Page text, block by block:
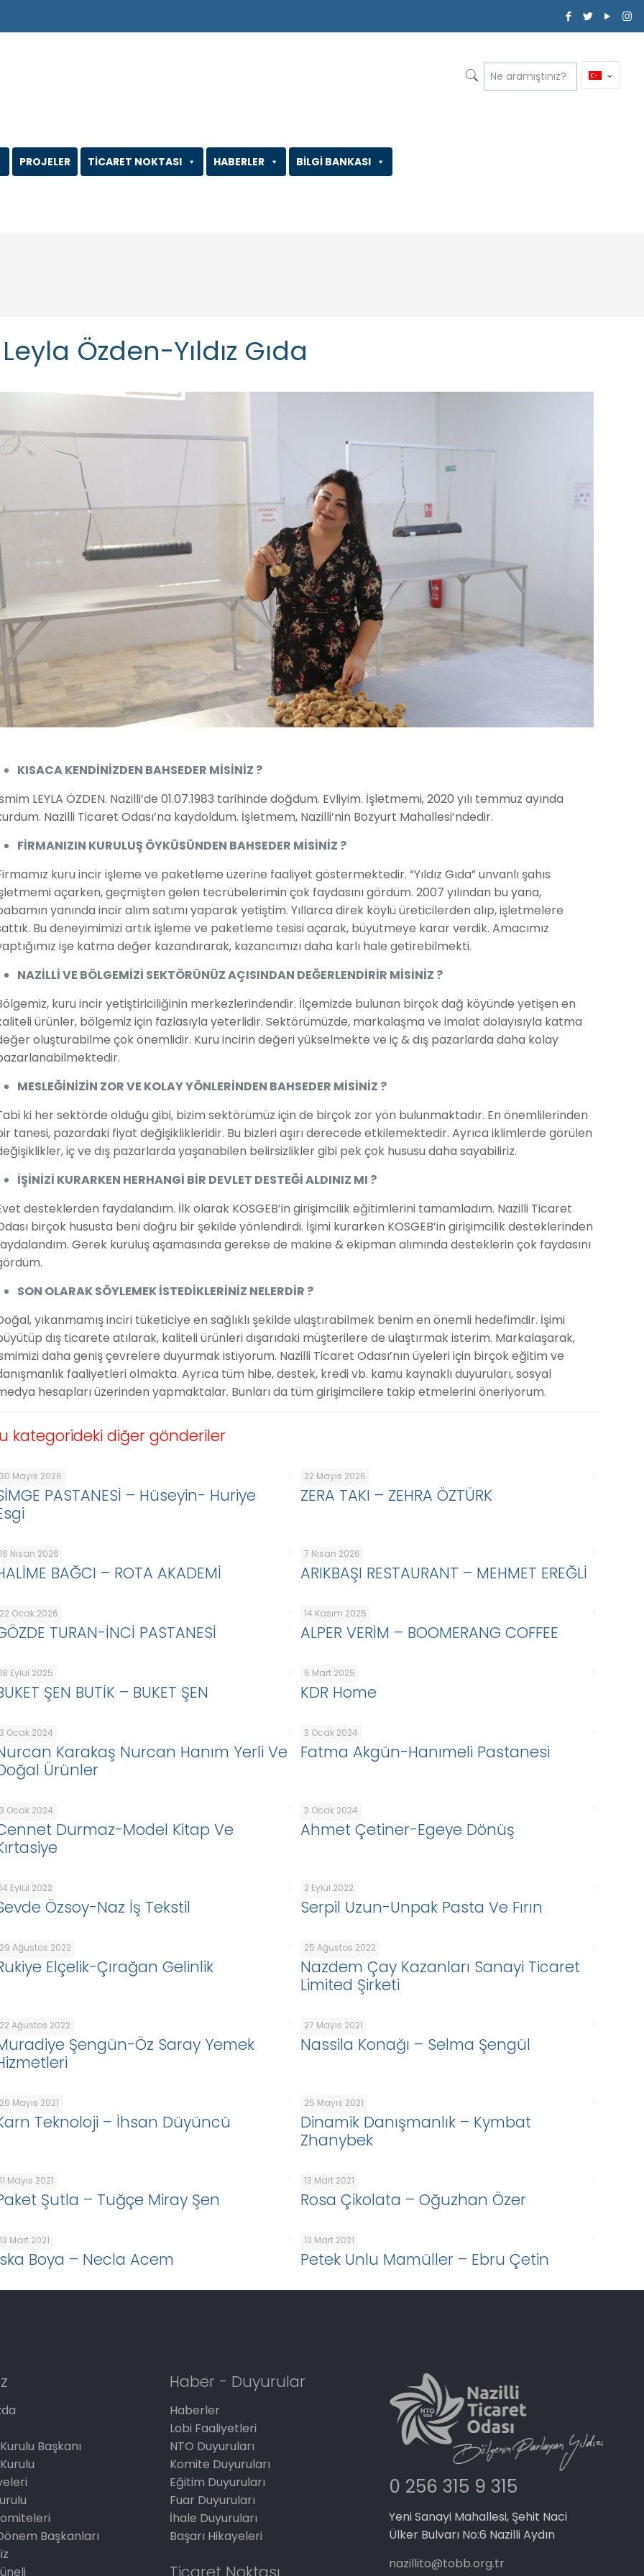
PROJELER TİCARET NOKTASI HABERLER BİLGİ BANKASI
Leyla Özden-Yıldız Gıda
KISACA KENDİNİZDEN BAHSEDER MİSİNİZ ?
LEYLA ÖZDEN. Nazilli’de 01.07.1983 tarihinde doğdum. Evliyim. İşletmemi, 2020 yılı temmuz ayında
Nazilli Ticaret Odası’na kaydoldum. İşletmem, Nazilli’nin Bozyurt Mahallesi’ndedir.
FİRMANIZIN KURULUŞ ÖYKÜSÜNDEN BAHSEDER MİSİNİZ ?
kuru incir işleme ve paketleme üzerine faaliyet göstermektedir. “Yıldız Gıda” unvanlı şahıs
açarken, geçmişten gelen tecrübelerimin çok faydasını gördüm. 2007 yılından bu yana,
yanında incir alım satımı yaparak yetiştim. Yıllarca direk köylü üreticilerden alıp, işletmelere
Bu deneyimimizi artık işleme ve paketleme tesisi açarak, büyütmeye karar verdik. Amacımız
işe katma değer kazandırarak, kazancımızı daha karlı hale getirebilmekti.
NAZİLLİ VE BÖLGEMİZİ SEKTÖRÜNÜZ AÇISINDAN DEĞERLENDİRİR MİSİNİZ ?
kuru incir yetiştiriciliğinin merkezlerindendir. İlçemizde bulunan birçok dağ köyünde yetişen en
ürünler, bölgemiz için fazlasıyla yeterlidir. Sektörümüzde, markalaşma ve imalat dolayısıyla katma
oluşturabilme çok önemlidir. Kuru incirin değeri yükselmekte ve iç & dış pazarlarda daha kolay
MESLEĞİNİZİN ZOR VE KOLAY YÖNLERİNDEN BAHSEDER MİSİNİZ ?
ki her sektörde olduğu gibi, bizim sektörümüz için de birçok zor yön bulunmaktadır. En önemlilerinden
tanesi, pazardaki fiyat değişiklikleridir. Bu bizleri aşırı derecede etkilemektedir. Ayrıca iklimlerde görülen
iç ve dış pazarlarda yaşanabilen belirsizlikler gibi pek çok hususu daha sayabiliriz.
İŞİNİZİ KURARKEN HERHANGİ BİR DEVLET DESTEĞİ ALDINIZ MI ?
desteklerden faydalandım. İlk olarak KOSGEB’in girişimcilik eğitimlerini tamamladım. Nazilli Ticaret
birçok hususta beni doğru bir şekilde yönlendirdi. İşimi kurarken KOSGEB’in girişimcilik desteklerinden
Gerek kuruluş aşamasında gerekse de makine & ekipman alımında desteklerin çok faydasını
SON OLARAK SÖYLEMEK İSTEDİKLERİNİZ NELERDİR ?
yıkanmamış inciri tüketiciye en sağlıklı şekilde ulaştırabilmek benim en önemli hedefimdir. İşimi
dış ticarete atılarak, kaliteli ürünleri dışarıdaki müşterilere de ulaştırmak isterim. Markalaşarak,
daha geniş çevrelere duyurmak istiyorum. Nazilli Ticaret Odası’nın üyeleri için birçok eğitim ve
faaliyetleri olmakta. Ayrıca tüm hibe, destek, kredi vb. kamu kaynaklı duyuruları, sosyal
hesapları üzerinden yapmaktalar. Bunları da tüm girişimcilere takip etmelerini öneriyorum.
kategorideki diğer gönderiler
30 Mayıs 2026
PASTANESİ – Hüseyin- Huriye
22 Mayıs 2026
ZERA TAKI – ZEHRA ÖZTÜRK
16 Nisan 2026
BAĞCI – ROTA AKADEMİ
7 Nisan 2026
ARIKBAŞI RESTAURANT – MEHMET EREĞLİ
22 Ocak 2026
TURAN-İNCİ PASTANESİ
14 Kasım 2025
ALPER VERİM – BOOMERANG COFFEE
18 Eylül 2025
ŞEN BUTİK – BUKET ŞEN
6 Mart 2025
KDR Home
3 Ocak 2024
Karakaş Nurcan Hanım Yerli Ve
Ürünler
3 Ocak 2024
Fatma Akgün-Hanımeli Pastanesi
3 Ocak 2024
Durmaz-Model Kitap Ve
3 Ocak 2024
Ahmet Çetiner-Egeye Dönüş
14 Eylül 2022
Özsoy-Naz İş Tekstil
2 Eylül 2022
Serpil Uzun-Unpak Pasta Ve Fırın
29 Ağustos 2022
Elçelik-Çırağan Gelinlik
25 Ağustos 2022
Nazdem Çay Kazanları Sanayi Ticaret
Limited Şirketi
22 Ağustos 2022
Şengün-Öz Saray Yemek
27 Mayıs 2021
Nassila Konağı – Selma Şengül
26 Mayıs 2021
Teknoloji – İhsan Düyüncü
25 Mayıs 2021
Dinamik Danışmanlık – Kymbat
Zhanybek
11 Mayıs 2021
Şutla – Tuğçe Miray Şen
13 Mart 2021
Rosa Çikolata – Oğuzhan Özer
13 Mart 2021
Boya – Necla Acem
13 Mart 2021
Petek Unlu Mamüller – Ebru Çetin
Başkanı
Başkanları
Haber - Duyurular
Haberler
Lobi Faaliyetleri
NTO Duyuruları
Komite Duyuruları
Eğitim Duyuruları
Fuar Duyuruları
İhale Duyuruları
Başarı Hikayeleri
0 256 315 9 315
Yeni Sanayi Mahallesi, Şehit Naci
Ülker Bulvarı No:6 Nazilli Aydın
nazillito@tobb.org.tr